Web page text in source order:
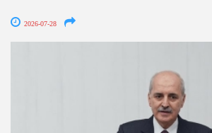
2026-07-28